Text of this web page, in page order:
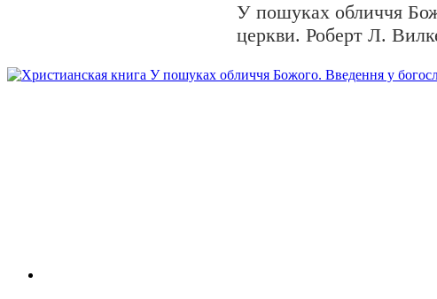
У пошуках обличчя
церкви. Роберт Л.